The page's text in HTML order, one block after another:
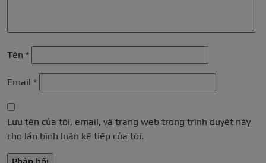
Tên *
Email *
Lưu tên của tôi, email, và trang web trong trình duyệt này
cho lần bình luận kế tiếp của tôi.